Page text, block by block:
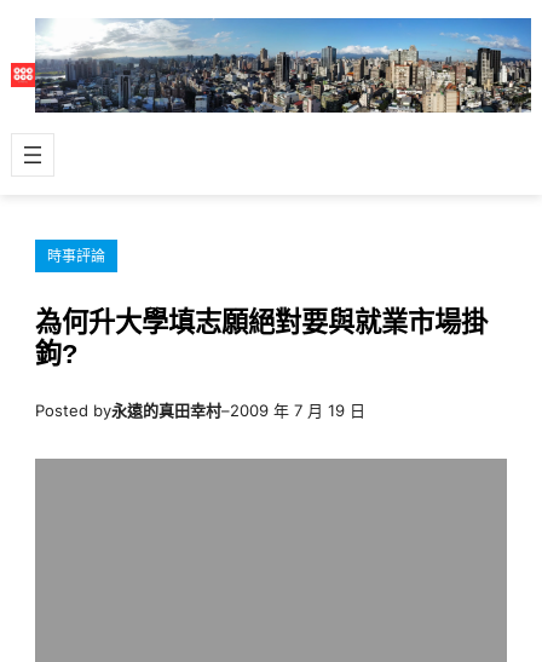
主
容
時事評論
為何升大學填志願絕對要與就業市場掛
鉤?
Posted by永遠的真田幸村–2009 年 7 月 19 日